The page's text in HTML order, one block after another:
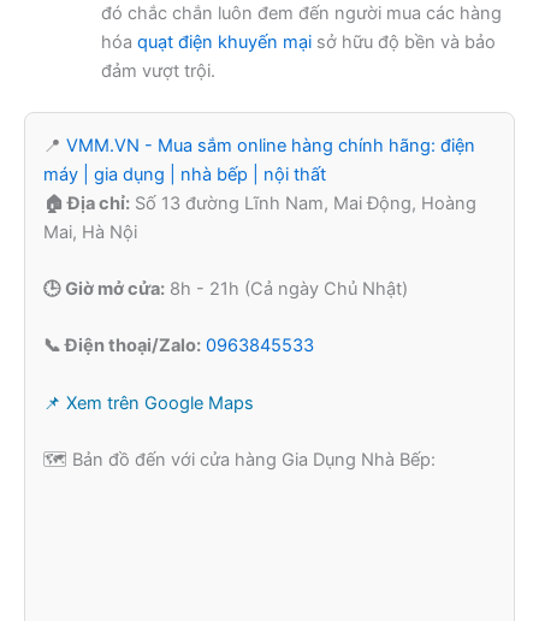
đó chắc chắn luôn đem đến người mua các hàng
hóa quạt điện khuyến mạisở hữu độ bền và bảo
đảm vượt trội.
📍 VMM.VN - Mua sắm online hàng chính hãng: điện
máy | gia dụng | nhà bếp | nội thất
🏠 Địa chỉ: Số 13 đường Lĩnh Nam, Mai Động, Hoàng
Mai, Hà Nội
🕒 Giờ mở cửa: 8h - 21h (Cả ngày Chủ Nhật)
📞 Điện thoại/Zalo: 0963845533
📌 Xem trên Google Maps
🗺️ Bản đồ đến với cửa hàng Gia Dụng Nhà Bếp: